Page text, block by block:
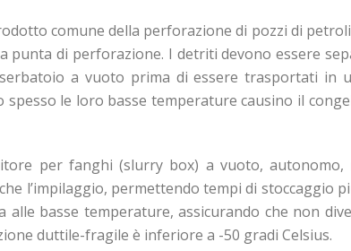
comune della perforazione di pozzi di
punta di perforazione. I detriti devono essere
a vuoto prima di essere trasportati in
spesso le loro basse temperature causino il
per fanghi (slurry box) a vuoto,
l’impilaggio, permettendo tempi di stoccaggio
alle basse temperature, assicurando che non
duttile-fragile è inferiore a -50 gradi Celsius.